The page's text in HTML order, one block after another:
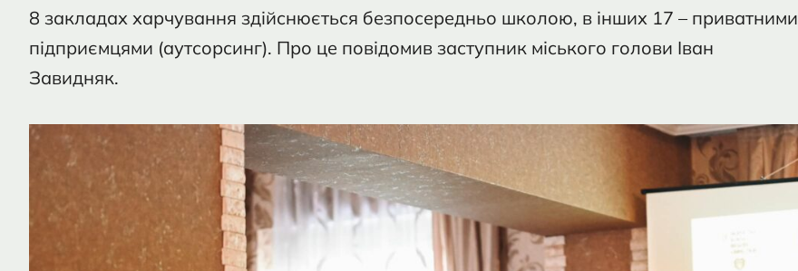
8 закладах харчування здійснюється безпосередньо школою, в інших 17 – приватними
підприємцями (аутсорсинг). Про це повідомив заступник міського голови Іван
Завидняк.